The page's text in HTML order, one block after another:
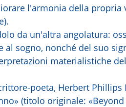
l'armonia della propria
da un'altra angolatura:
sogno, nonché del suo
materialistiche
poeta, Herbert Phillips
(titolo originale: «Beyond